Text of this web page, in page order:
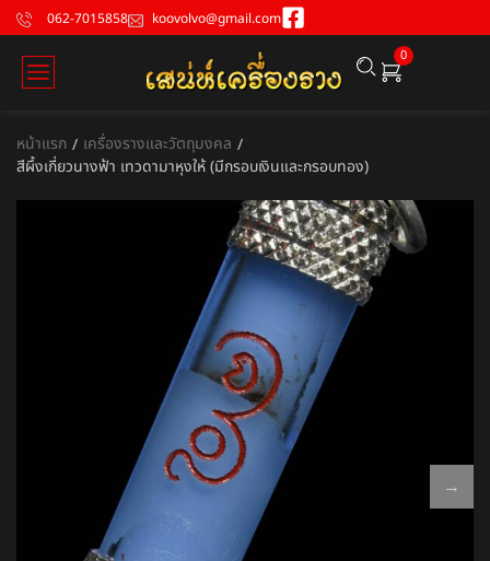
062-7015858 koovolvo@gmail.com
0
หน้าแรก / เครื่องรางและวัตถุมงคล /
สีผึ้งเกี่ยวนางฟ้า เทวดามาหุงให้ (มีกรอบเงินและกรอบทอง)